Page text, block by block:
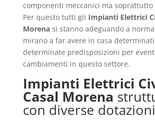
componenti meccanici ma
Per questo tutti gli Impianti Elettrici
Morenasi stanno adeguando a
mirano a far avere in casa
determinate predisposizioni per
cambiamenti in questo settore.
Impianti Elettrici
Casal Morena
con diverse dotazioni